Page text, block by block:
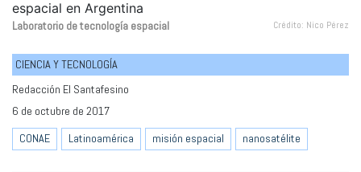
Laboratorio de tecnología espacial Crédito: Nico Pérez
CIENCIA Y TECNOLOGÍA
Redacción El Santafesino
6 de octubre de 2017
CONAE
Latinoamérica misión espacial nanosatélite